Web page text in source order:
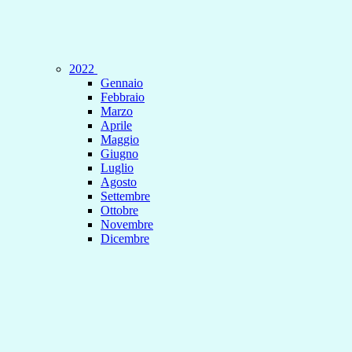
2022
Gennaio
Febbraio
Marzo
Aprile
Maggio
Giugno
Luglio
Agosto
Settembre
Ottobre
Novembre
Dicembre